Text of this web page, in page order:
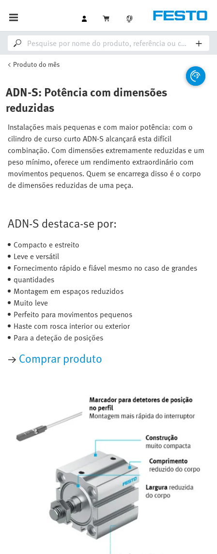
Produto do mês
ADN-S: Potência com dimensões
reduzidas
Instalações mais pequenas e com maior potência: com o
cilindro de curso curto ADN-S alcançará esta difícil
combinação. Com dimensões extremamente reduzidas e um
peso mínimo, oferece um rendimento extraordinário com
movimentos pequenos. Quem se encarrega disso é o corpo
de dimensões reduzidas de uma peça.
ADN-S destaca-se por:
Compacto e estreito
Leve e versátil
Fornecimento rápido e fiável mesmo no caso de grandes
quantidades
Montagem em espaços reduzidos
Muito leve
Perfeito para movimentos pequenos
Haste com rosca interior ou exterior
Para a deteção de posições
→ Comprar produto